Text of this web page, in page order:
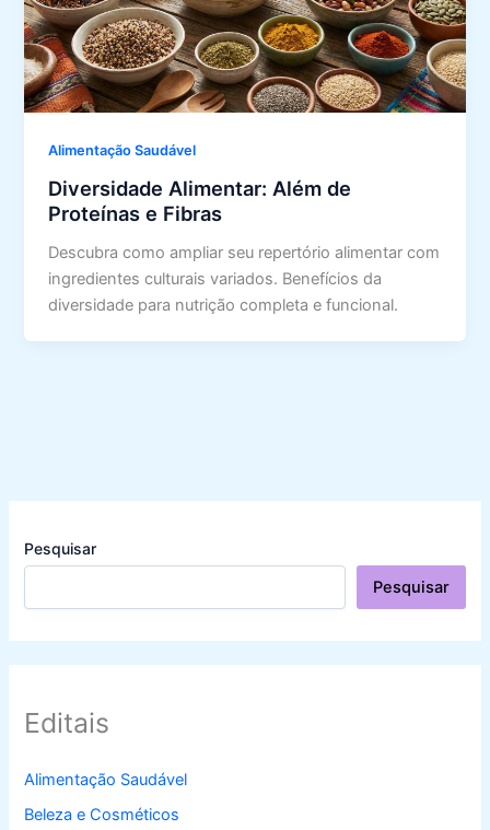
Alimentação Saudável
Diversidade Alimentar: Além de
Proteínas e Fibras
Descubra como ampliar seu repertório alimentar com
ingredientes culturais variados. Benefícios da
diversidade para nutrição completa e funcional.
Pesquisar
Pesquisar
Editais
Alimentação Saudável
Beleza e Cosméticos